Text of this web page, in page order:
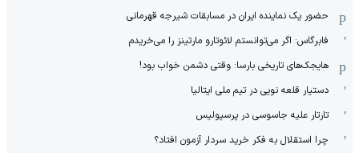
حضور یک نماینده ایران در مسابقات شیرجه قهرمانی
فابرگاس: اگر می‌توانستم لائوتارو مارتینز را می‌خریدم
هایجک‌های تاریخی بارسا: وقتی دشمن خواب بود!
دستیار قلعه نویی در تیم ملی ایتالیا
تارتار علیه جاسوسی در پرسپولیس
چرا استقلال به فکر خرید سردار آزمون افتاد؟